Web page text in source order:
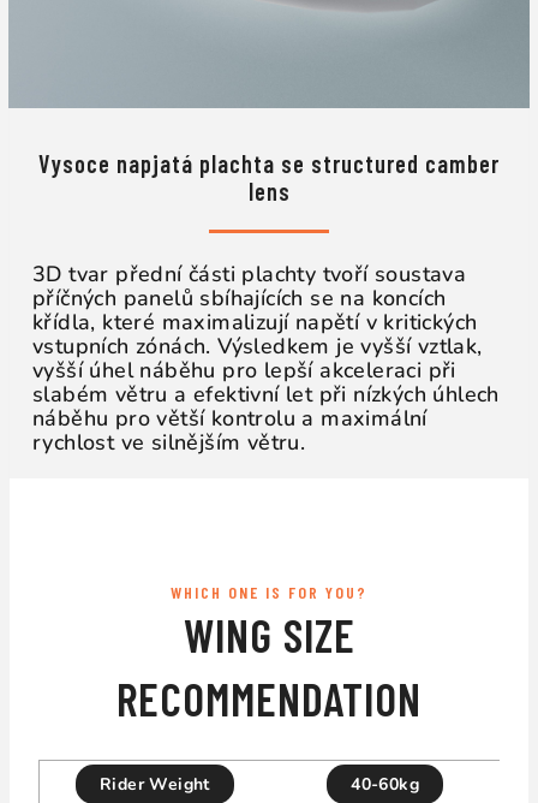
Vysoce napjatá plachta se structured camber
lens
3D tvar přední části plachty tvoří soustava
příčných panelů sbíhajících se na koncích
křídla, které maximalizují napětí v kritických
vstupních zónách. Výsledkem je vyšší vztlak,
vyšší úhel náběhu pro lepší akceleraci při
slabém větru a efektivní let při nízkých úhlech
náběhu pro větší kontrolu a maximální
rychlost ve silnějším větru.
WHICH ONE IS FOR YOU?
WING SIZE
RECOMMENDATION
Rider Weight 40-60kg